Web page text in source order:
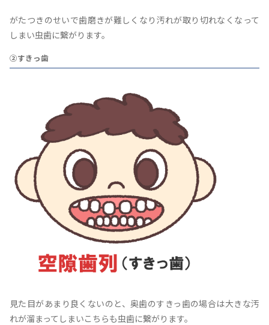
がたつきのせいで歯磨きが難しくなり汚れが取り切れなくなって
しまい虫歯に繋がります。
②すきっ歯
見た目があまり良くないのと、奥歯のすきっ歯の場合は大きな汚
れが溜まってしまいこちらも虫歯に繋がります。